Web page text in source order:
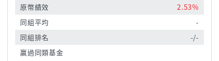
原幣績效
2.53%
同組平均
-
同組排名
-/-
贏過同類基金